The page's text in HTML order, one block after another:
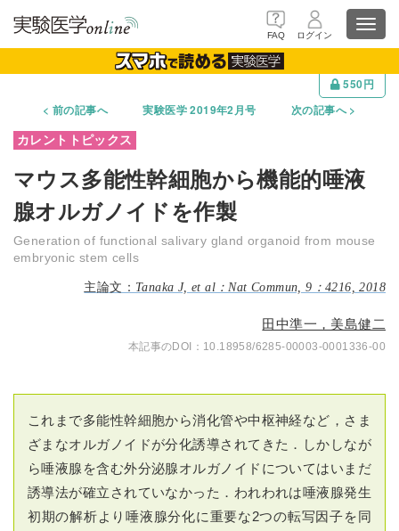
FAQ ログイン
550円
前の記事へ
実験医学 2019年2月号 次の記事へ
マウス多能性幹細胞から機能的唾液
腺オルガノイドを作製
Generation of functional salivary gland organoid from mouse
embryonic stem cells
Tanaka J, et al：Nat Commun, 9：4216, 2018
田中準一，美島健二
10.18958/6285-00003-0001336-00
これまで多能性幹細胞から消化管や中枢神経など，さま
ざまなオルガノイドが分化誘導されてきた．しかしなが
ら唾液腺を含む外分泌腺オルガノイドについてはいまだ
誘導法が確立されていなかった．われわれは唾液腺発生
初期の解析より唾液腺分化に重要な2つの転写因子を同